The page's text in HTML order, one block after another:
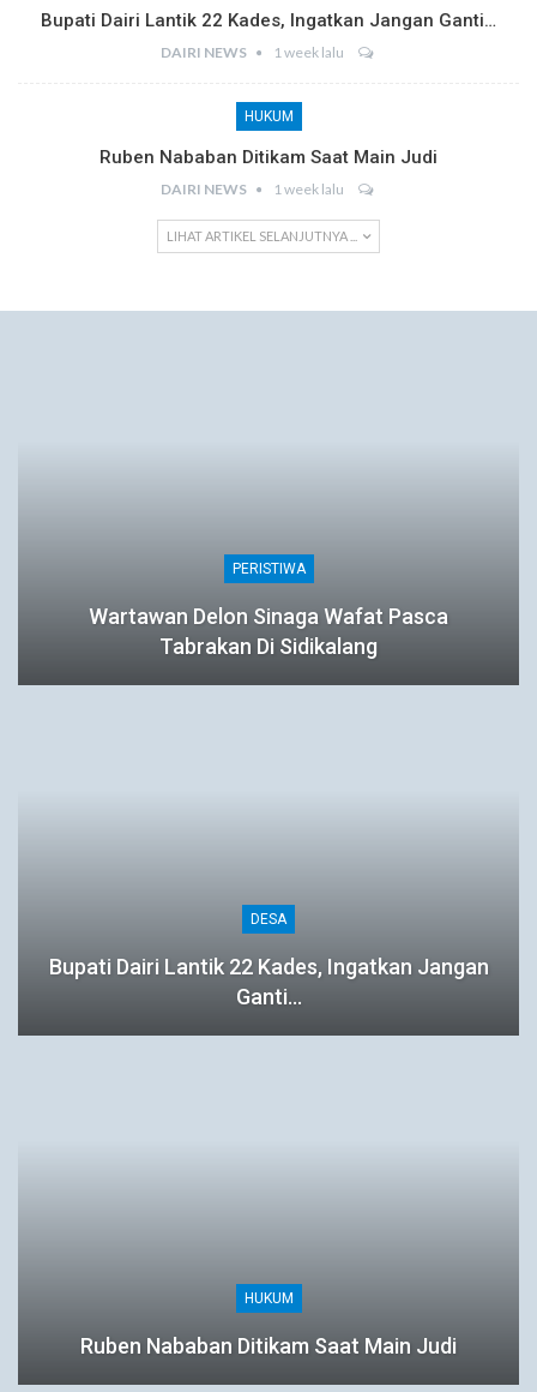
Bupati Dairi Lantik 22 Kades, Ingatkan Jangan Ganti…
DAIRI NEWS 1 week lalu
HUKUM
Ruben Nababan Ditikam Saat Main Judi
DAIRI NEWS 1 week lalu
LIHAT ARTIKEL SELANJUTNYA ...
PERISTIWA
Wartawan Delon Sinaga Wafat Pasca
Tabrakan Di Sidikalang
DESA
Bupati Dairi Lantik 22 Kades, Ingatkan Jangan
Ganti…
HUKUM
Ruben Nababan Ditikam Saat Main Judi